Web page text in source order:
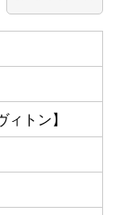
ィトン】